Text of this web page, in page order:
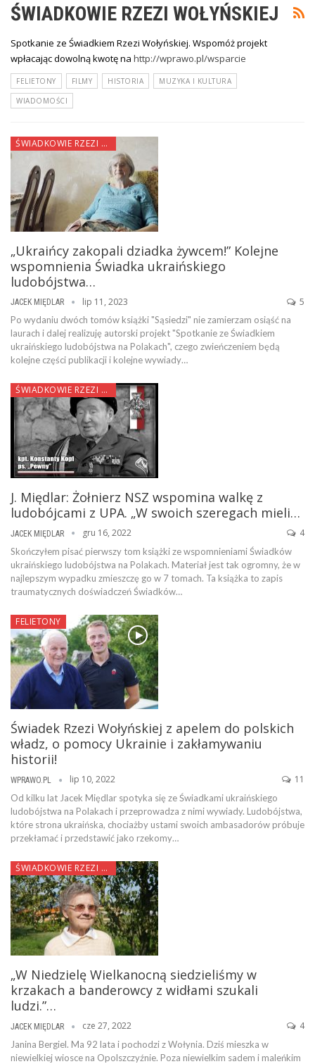
ŚWIADKOWIE RZEZI WOŁYŃSKIEJ
Spotkanie ze Świadkiem Rzezi Wołyńskiej. Wspomóż projekt
wpłacając dowolną kwotę na http://wprawo.pl/wsparcie
FELIETONY FILMY HISTORIA
MUZYKA I KULTURA
WIADOMOŚCI
ŚWIADKOWIE RZEZI WOŁYŃSKIEJ
„Ukraińcy zakopali dziadka żywcem!” Kolejne
wspomnienia Świadka ukraińskiego
ludobójstwa…
JACEK MIĘDLAR lip 11, 2023 5
Po wydaniu dwóch tomów książki "Sąsiedzi" nie zamierzam osiąść na
laurach i dalej realizuję autorski projekt "Spotkanie ze Świadkiem
ukraińskiego ludobójstwa na Polakach", czego zwieńczeniem będą
kolejne części publikacji i kolejne wywiady…
ŚWIADKOWIE RZEZI WOŁYŃSKIEJ
J. Międlar: Żołnierz NSZ wspomina walkę z
ludobójcami z UPA. „W swoich szeregach mieli…
JACEK MIĘDLAR gru 16, 2022 4
Skończyłem pisać pierwszy tom książki ze wspomnieniami Świadków
ukraińskiego ludobójstwa na Polakach. Materiał jest tak ogromny, że w
najlepszym wypadku zmieszczę go w 7 tomach. Ta książka to zapis
traumatycznych doświadczeń Świadków…
FELIETONY
Świadek Rzezi Wołyńskiej z apelem do polskich
władz, o pomocy Ukrainie i zakłamywaniu
historii!
WPRAWO.PL lip 10, 2022 11
Od kilku lat Jacek Międlar spotyka się ze Świadkami ukraińskiego
ludobójstwa na Polakach i przeprowadza z nimi wywiady. Ludobójstwa,
które strona ukraińska, chociażby ustami swoich ambasadorów próbuje
przekłamać i przedstawić jako rzekomy…
ŚWIADKOWIE RZEZI WOŁYŃSKIEJ
„W Niedzielę Wielkanocną siedzieliśmy w
krzakach a banderowcy z widłami szukali
ludzi.”…
JACEK MIĘDLAR cze 27, 2022 4
Janina Bergiel. Ma 92 lata i pochodzi z Wołynia. Dziś mieszka w
niewielkiej wiosce na Opolszczyźnie. Poza niewielkim sadem i maleńkim